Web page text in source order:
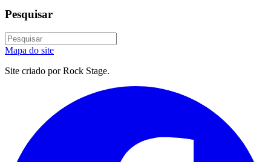
Pesquisar
Mapa do site
Site criado por Rock Stage.